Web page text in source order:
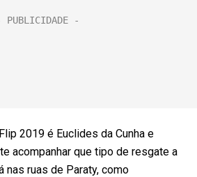
2019 é Euclides da Cunha e
acompanhar que tipo de resgate a
nas ruas de Paraty, como